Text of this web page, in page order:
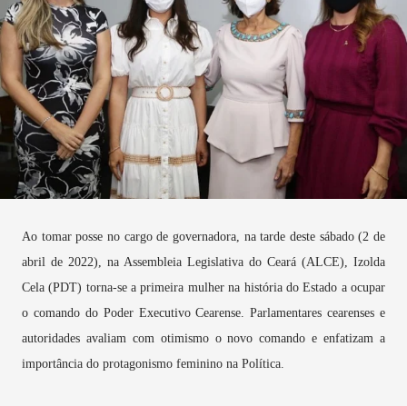
Ao tomar posse no cargo de governadora, na tarde deste sábado (2 de
abril de 2022), na Assembleia Legislativa do Ceará (ALCE), Izolda
Cela (PDT) torna-se a primeira mulher na história do Estado a ocupar
o comando do Poder Executivo Cearense. Parlamentares cearenses e
autoridades avaliam com otimismo o novo comando e enfatizam a
importância do protagonismo feminino na Política.